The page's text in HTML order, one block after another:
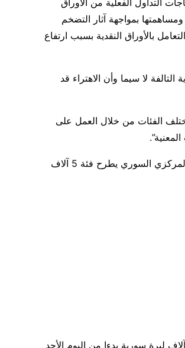
التداول الفعلية من الأوراق
بمواجهة آثار التضخم
بالأوراق النقدية بسبب ارتفاع
لا سيما وأن الاهتراء قد
الفئات من خلال العمل على
المركزي السوري يطرح فئة 5 آلاف